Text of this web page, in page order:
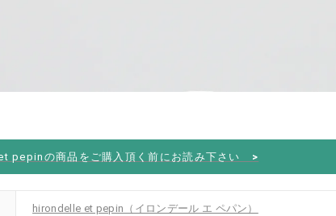
pepinの商品をご購入頂く前にお読み下さい >
hirondelle et pepin（イロンデール エ ペパン）